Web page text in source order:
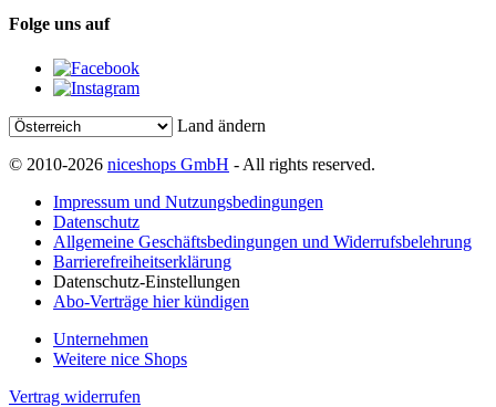
Folge uns auf
Land ändern
© 2010-2026 niceshops GmbH - All rights reserved.
Impressum und Nutzungsbedingungen
Datenschutz
Allgemeine Geschäftsbedingungen und Widerrufsbelehrung
Barrierefreiheitserklärung
Datenschutz-Einstellungen
Abo-Verträge hier kündigen
Unternehmen
Weitere nice Shops
Vertrag widerrufen